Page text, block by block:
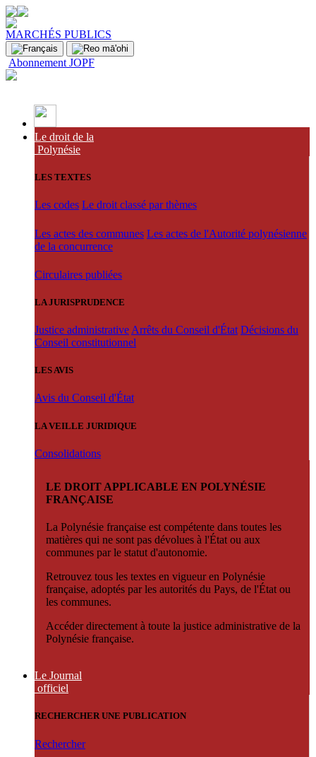
MARCHÉS PUBLICS
Abonnement JOPF
Le droit de la
Polynésie
LES TEXTES
Les codes Le droit classé par thèmes
Les actes des communes Les actes de l'Autorité polynésienne
de la concurrence
Circulaires publiées
LA JURISPRUDENCE
Justice administrative Arrêts du Conseil d'État Décisions du
Conseil constitutionnel
LES AVIS
Avis du Conseil d'État
LA VEILLE JURIDIQUE
Consolidations
LE DROIT APPLICABLE EN POLYNÉSIE
FRANÇAISE
La Polynésie française est compétente dans toutes les
matières qui ne sont pas dévolues à l'État ou aux
communes par le statut d'autonomie.
Retrouvez tous les textes en vigueur en Polynésie
française, adoptés par les autorités du Pays, de l'État ou
les communes.
Accéder directement à toute la justice administrative de la
Polynésie française.
Le Journal
officiel
RECHERCHER UNE PUBLICATION
Rechercher